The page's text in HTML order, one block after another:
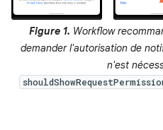
Figure 1. Workflow
demander l'autorisation de
n'est